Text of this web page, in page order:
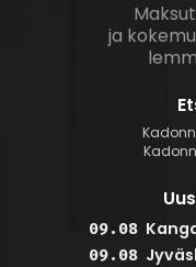
ja
09.08
09.08